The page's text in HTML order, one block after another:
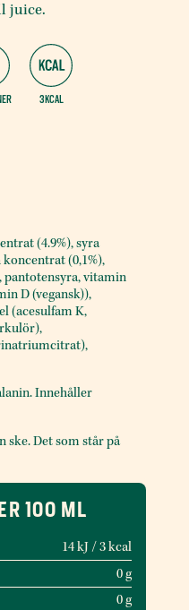
juice.
3 KCAL
100 ML
14 kJ / 3 kcal
0 g
0 g
(4.9%), syra
(0,1%),
pantotensyra, vitamin
D (vegansk)),
(acesulfam K,
Innehåller
ske. Det som står på